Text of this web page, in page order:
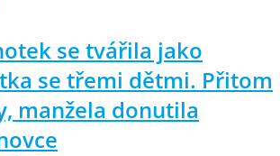
se tvářila jako
se třemi dětmi. Přitom
manžela donutila